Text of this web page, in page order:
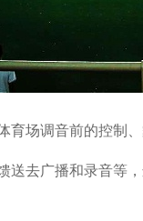
育场调音前的控制
送去广播和录音等